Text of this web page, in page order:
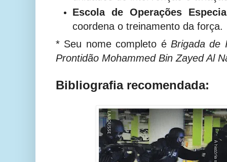
Escola de Operações
coordena o treinamento da força.
* Seu nome completo é Brigada de
Prontidão Mohammed Bin Zayed Al
Bibliografia recomendada: